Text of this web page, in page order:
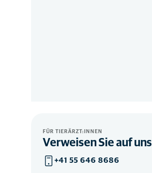
FÜR TIERÄRZT:INNEN
Verweisen Sie auf uns
+41 55 646 8686